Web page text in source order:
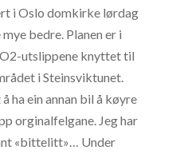
i Oslo domkirke lørdag
bedre. Planen er i
utslippene knyttet til
i Steinsviktunet.
ha ein annan bil å køyre
orginalfelgane. Jeg har
«bittelitt»… Under